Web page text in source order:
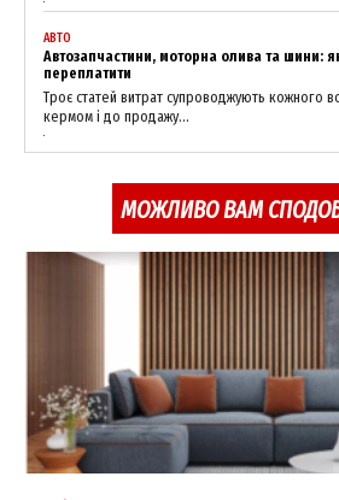
АВТО
Автозапчастини, моторна олива та шини:
переплатити
Троє статей витрат супроводжують кожного
кермом і до продажу...
МОЖЛИВО ВАМ